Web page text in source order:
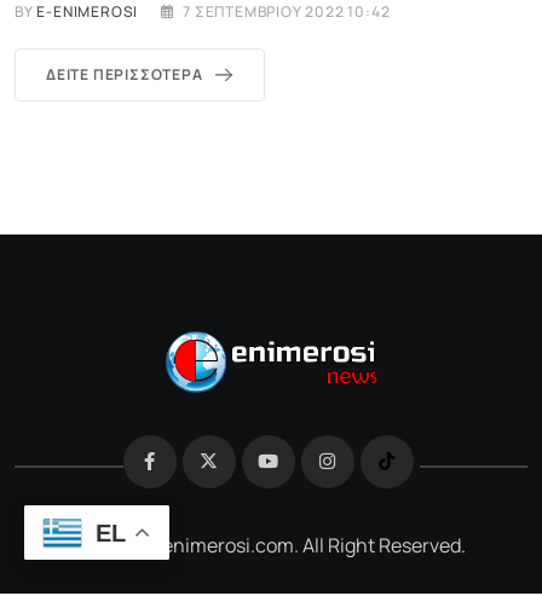
BYE-ENIMEROSI 7 ΣΕΠΤΕΜΒΡΊΟΥ 2022 10:42
ΔΕΊΤΕ ΠΕΡΙΣΣΌΤΕΡΑ
@2026 e-enimerosi.com. All Right Reserved.
EL